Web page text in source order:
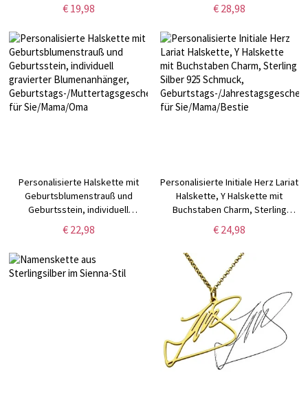
für Sie/Mama/Oma
€ 19,98
zur Erinnerung an Haustiere,
Beileidsgeschenk/Geschenk zum
Verlust eines Haustiers für
Hundemama/Katzenmama/
€ 28,98
Personalisierte Halskette mit
Geburtsblumenstrauß und
Geburtsstein, individuell
gravierter Blumenanhänger,
Geburtstags-/Muttertagsgeschenk
€ 22,98
Personalisierte Initiale Herz Lariat
Halskette, Y Halskette mit
Buchstaben Charm, Sterling
Silber 925 Schmuck,
Geburtstags-/Jahrestagsgeschenk
für Sie/Mama/Bestie
€ 24,98